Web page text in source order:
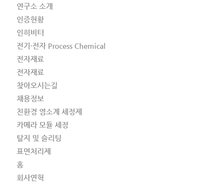
연구소 소개
인증현황
인히비터
전기·전자 Process Chemical
전자재료
전자재료
찾아오시는길
채용정보
친환경 염소계 세정제
카메라 모듈 세정
탈지 및 슬리팅
표면처리제
홈
회사연혁